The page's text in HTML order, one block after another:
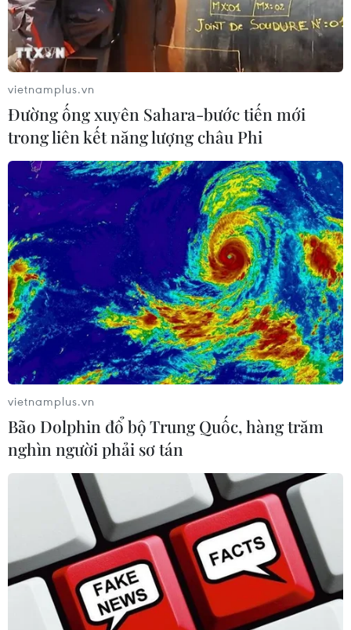
Siêu bão Doldphin đổ bộ
Trung Quốc khiến hàng nghìn
chuyến bay bị hủy khẩn cấp
09/08/2026 16:00
Miền Bắc giảm mưa từ đêm
nay, cuối tuần chuyển nắng nóng
07/08/2026 04:41
Mỹ can thiệp khẩn cấp, ngăn
Israel mở rộng đòn trừng phạt
Hezbollah
07/08/2026 02:31
Nga thông báo tấn công căn
cứ ngầm của Ukraine
Mưa dông khiến hàng chục
chuyến bay tới Nội Bài không thể hạ
06/08/2026 04:37
Houthi bị nghi đứng sau vụ
tấn công đánh chìm tàu hàng Ấn Độ
vietnamplus.vn
Đường ống xuyên Sahara-bước tiến mới
trong liên kết năng lượng châu Phi
vietnamplus.vn
Bão Dolphin đổ bộ Trung Quốc, hàng trăm
nghìn người phải sơ tán